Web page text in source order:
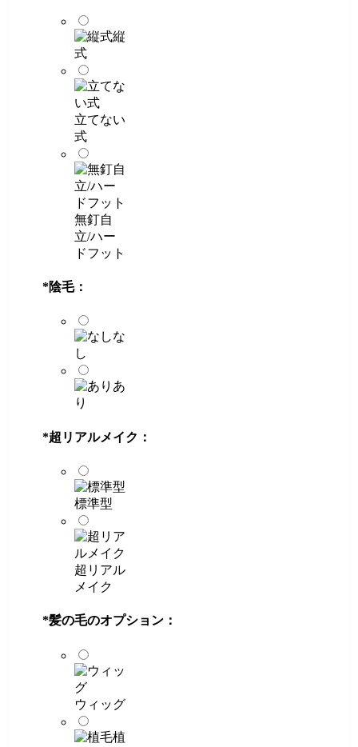
縦
式
立てない
式
無釘自
立/ハー
ドフット
*陰毛：
な
し
あ
り
*超リアルメイク：
標準型
超リアル
メイク
*髪の毛のオプション：
ウィッグ
植